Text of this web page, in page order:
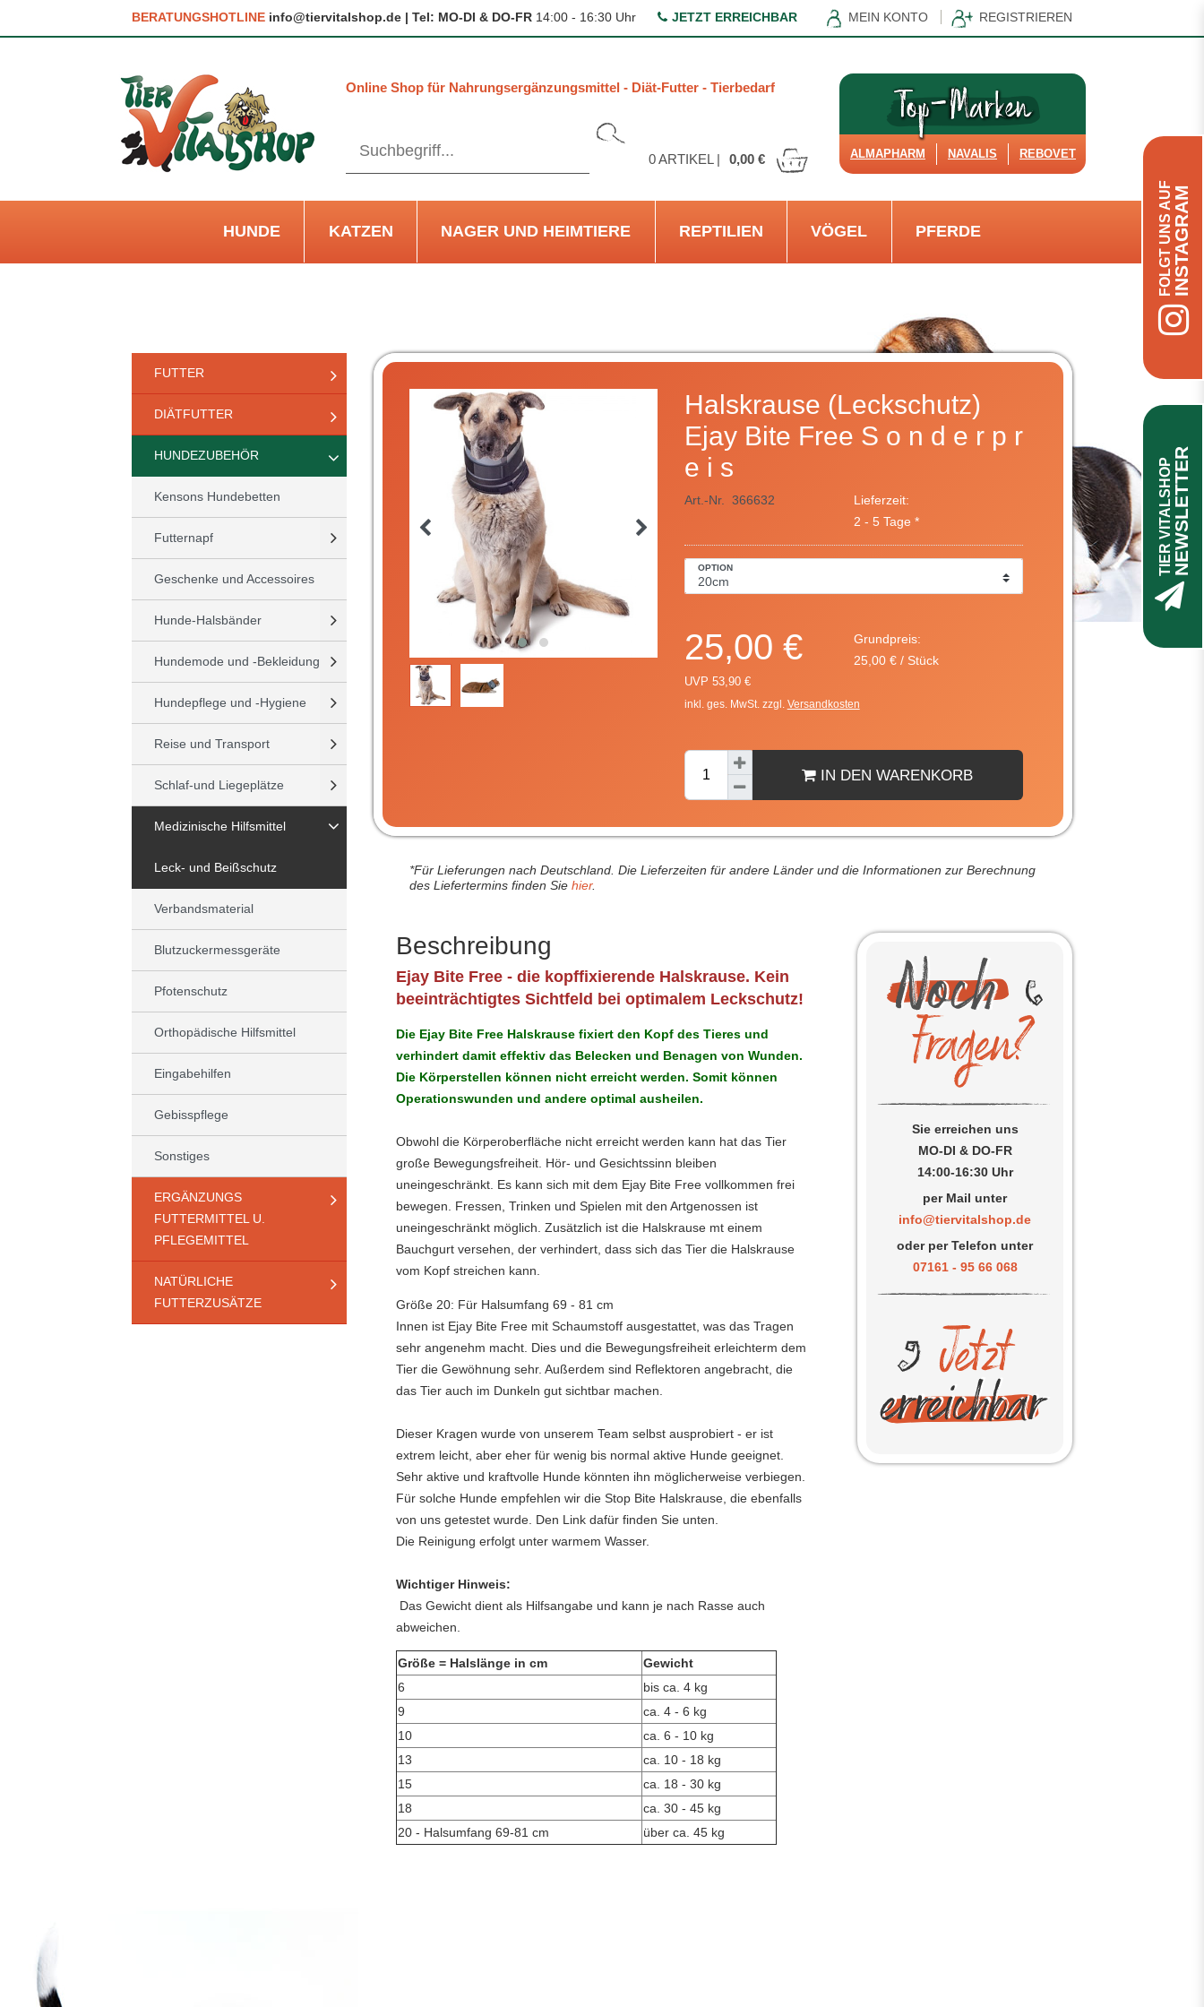
BERATUNGSHOTLINE info@tiervitalshop.de | Tel: MO-DI & DO-FR 14:00 - 16:30 Uhr JETZT ERREICHBAR MEIN KONTO REGISTRIEREN
Online Shop für Nahrungsergänzungsmittel - Diät-Futter - Tierbedarf
0ARTIKEL | 0,00 € ALMAPHARM NAVALIS REBOVET
HUNDE KATZEN NAGER UND HEIMTIERE REPTILIEN VÖGEL PFERDE
FUTTER
DIÄTFUTTER
HUNDEZUBEHÖR
Kensons Hundebetten
Futternapf
Geschenke und Accessoires
Hunde-Halsbänder
Hundemode und -Bekleidung
Hundepflege und -Hygiene
Reise und Transport
Schlaf-und Liegeplätze
Medizinische Hilfsmittel
Leck- und Beißschutz
Verbandsmaterial
Blutzuckermessgeräte
Pfotenschutz
Orthopädische Hilfsmittel
Eingabehilfen
Gebisspflege
Sonstiges
ERGÄNZUNGS
FUTTERMITTEL U.
PFLEGEMITTEL
NATÜRLICHE
FUTTERZUSÄTZE
Halskrause (Leckschutz)
Ejay Bite Free S o n d e r p r
e i s
Art.-Nr. 366632
Lieferzeit:
2 - 5 Tage *
OPTION
25,00 €
UVP 53,90 €
Grundpreis:
25,00 € / Stück
inkl. ges. MwSt. zzgl. Versandkosten
IN DEN WARENKORB
*Für Lieferungen nach Deutschland. Die Lieferzeiten für andere Länder und die Informationen zur Berechnung
des Liefertermins finden Sie hier.
Sie erreichen uns
MO-DI & DO-FR
14:00-16:30 Uhr
per Mail unter
info@tiervitalshop.de
oder per Telefon unter
07161 - 95 66 068
Beschreibung
Ejay Bite Free - die kopffixierende Halskrause. Kein
beeinträchtigtes Sichtfeld bei optimalem Leckschutz!
Die Ejay Bite Free Halskrause fixiert den Kopf des Tieres und
verhindert damit effektiv das Belecken und Benagen von Wunden.
Die Körperstellen können nicht erreicht werden. Somit können
Operationswunden und andere optimal ausheilen.
Obwohl die Körperoberfläche nicht erreicht werden kann hat das Tier
große Bewegungsfreiheit. Hör- und Gesichtssinn bleiben
uneingeschränkt. Es kann sich mit dem Ejay Bite Free vollkommen frei
bewegen. Fressen, Trinken und Spielen mit den Artgenossen ist
uneingeschränkt möglich. Zusätzlich ist die Halskrause mt einem
Bauchgurt versehen, der verhindert, dass sich das Tier die Halskrause
vom Kopf streichen kann.
Größe 20: Für Halsumfang 69 - 81 cm
Innen ist Ejay Bite Free mit Schaumstoff ausgestattet, was das Tragen
sehr angenehm macht. Dies und die Bewegungsfreiheit erleichterm dem
Tier die Gewöhnung sehr. Außerdem sind Reflektoren angebracht, die
das Tier auch im Dunkeln gut sichtbar machen.
Dieser Kragen wurde von unserem Team selbst ausprobiert - er ist
extrem leicht, aber eher für wenig bis normal aktive Hunde geeignet.
Sehr aktive und kraftvolle Hunde könnten ihn möglicherweise verbiegen.
Für solche Hunde empfehlen wir die Stop Bite Halskrause, die ebenfalls
von uns getestet wurde. Den Link dafür finden Sie unten.
Die Reinigung erfolgt unter warmem Wasser.
Wichtiger Hinweis:
Das Gewicht dient als Hilfsangabe und kann je nach Rasse auch
abweichen.
Größe = Halslänge in cm
Gewicht
6
bis ca. 4 kg
9
ca. 4 - 6 kg
10
ca. 6 - 10 kg
13
ca. 10 - 18 kg
15
ca. 18 - 30 kg
18
ca. 30 - 45 kg
20 - Halsumfang 69-81 cm
über ca. 45 kg
FOLGT UNS AUFINSTAGRAM
TIER VITALSHOPNEWSLETTER